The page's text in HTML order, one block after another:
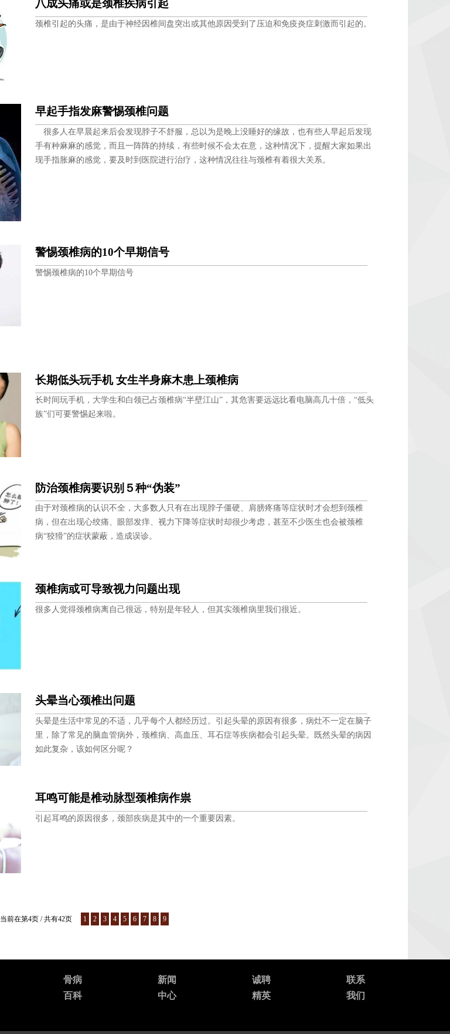
八成头痛或是颈椎疾病引起
颈椎引起的头痛，是由于神经因椎间盘突出或其他原因受到了压迫和免疫炎症刺激而引起的。
早起手指发麻警惕颈椎问题
很多人在早晨起来后会发现脖子不舒服，总以为是晚上没睡好的缘故，也有些人早起后发现
手有种麻麻的感觉，而且一阵阵的持续，有些时候不会太在意，这种情况下，提醒大家如果出
现手指胀麻的感觉，要及时到医院进行治疗，这种情况往往与颈椎有着很大关系。
警惕颈椎病的10个早期信号
警惕颈椎病的10个早期信号
长期低头玩手机 女生半身麻木患上颈椎病
长时间玩手机，大学生和白领已占颈椎病“半壁江山”，其危害要远远比看电脑高几十倍，“低头
族”们可要警惕起来啦。
防治颈椎病要识别５种“伪装”
由于对颈椎病的认识不全，大多数人只有在出现脖子僵硬、肩膀疼痛等症状时才会想到颈椎
病，但在出现心绞痛、眼部发痒、视力下降等症状时却很少考虑，甚至不少医生也会被颈椎
病“狡猾”的症状蒙蔽，造成误诊。
颈椎病或可导致视力问题出现
很多人觉得颈椎病离自己很远，特别是年轻人，但其实颈椎病里我们很近。
头晕当心颈椎出问题
头晕是生活中常见的不适，几乎每个人都经历过。引起头晕的原因有很多，病灶不一定在脑子
里，除了常见的脑血管病外，颈椎病、高血压、耳石症等疾病都会引起头晕。既然头晕的病因
如此复杂，该如何区分呢？
耳鸣可能是椎动脉型颈椎病作祟
引起耳鸣的原因很多，颈部疾病是其中的一个重要因素。
当前在第4页 / 共有42页 1 2 3 4 5 6 7 8 9
骨病
百科
新闻
中心
诚聘
精英
联系
我们